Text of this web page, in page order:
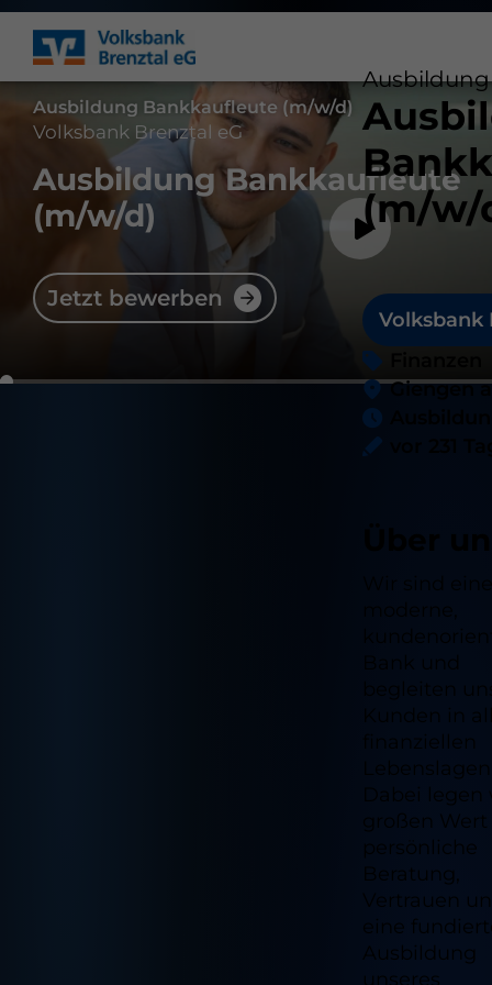
Ausbildung Bankkaufleute (m/w/d)
Volksbank Brenztal eG
Ausbildung Bankkaufleute
(m/w/d)
Jetzt bewerben
Ausbildung
(m/w/
Volksbank
Giengen
finanziellen
Dabei legen
großen
persönliche
Beratung,
Vertrauen
eine
Ausbildung
unseres